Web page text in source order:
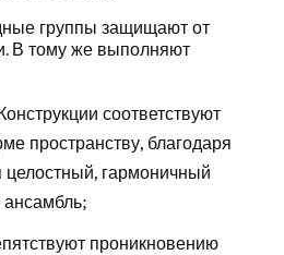
группы защищают от
В тому же выполняют
соответствуют
пространству, благодаря
целостный, гармоничный
ансамбль;
проникновению